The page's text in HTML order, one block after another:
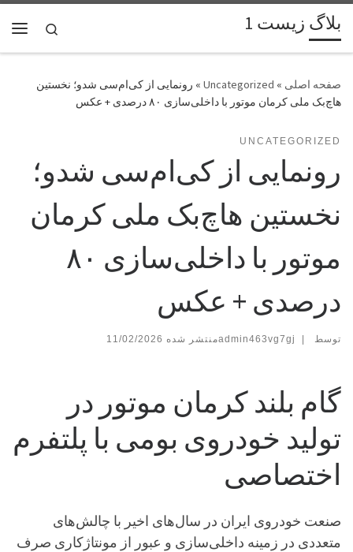
پرش به محتوا بلاگ زیست 1
Search
»
Uncategorized
» رونمایی از کی‌ام‌سی شدو؛ نخستین
هاچ‌بک ملی کرمان موتور با داخلی‌سازی ۸۰ درصدی + عکس
UNCATEGORIZED
رونمایی از کی‌ام‌سی شدو؛
نخستین هاچ‌بک ملی کرمان
موتور با داخلی‌سازی ۸۰
درصدی + عکس
توسط admin463vg7gj |
11/02/2026
گام بلند کرمان موتور در
تولید خودروی بومی با پلتفرم
اختصاصی
صنعت خودروی ایران در سال‌های اخیر با چالش‌های
متعددی در زمینه داخلی‌سازی و عبور از مونتاژکاری صرف